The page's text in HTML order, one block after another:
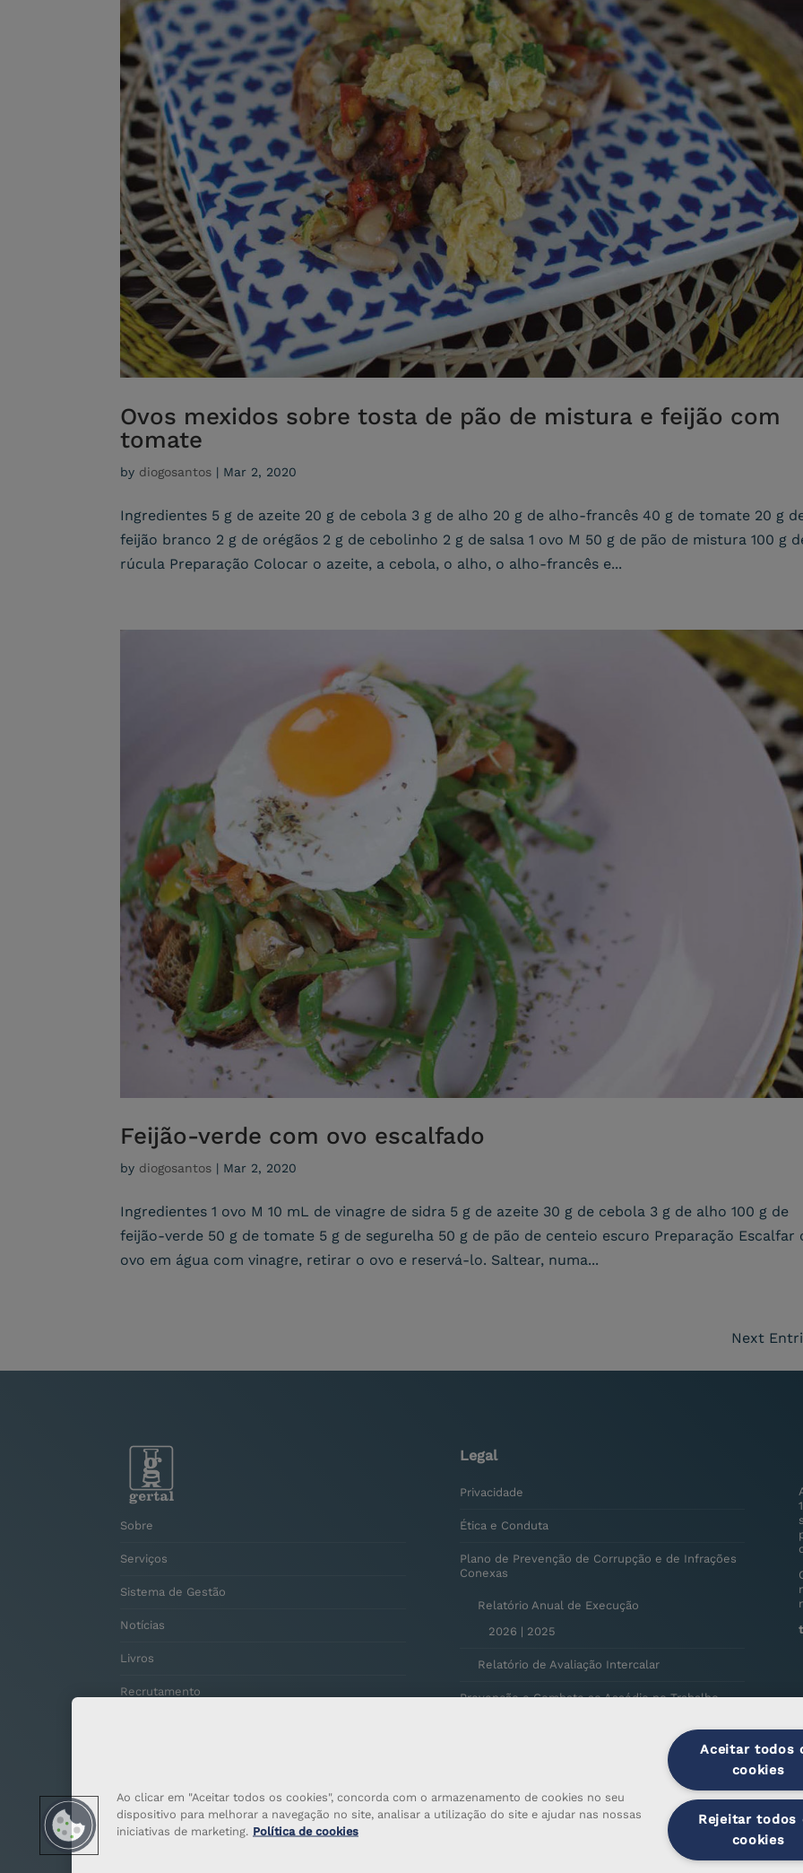
Ovos mexidos sobre tosta de pão de mistura e feijão com
tomate
by diogosantos | Mar 2, 2020
Ingredientes 5 g de azeite 20 g de cebola 3 g de alho 20 g de alho-francês 40 g de tomate 20 g
feijão branco 2 g de orégãos 2 g de cebolinho 2 g de salsa 1 ovo M 50 g de pão de mistura 100 g
rúcula Preparação Colocar o azeite, a cebola, o alho, o alho-francês e...
Feijão-verde com ovo escalfado
by diogosantos | Mar 2, 2020
Ingredientes 1 ovo M 10 mL de vinagre de sidra 5 g de azeite 30 g de cebola 3 g de alho 100 g de
feijão-verde 50 g de tomate 5 g de segurelha 50 g de pão de centeio escuro Preparação Escalfar
ovo em água com vinagre, retirar o ovo e reservá-lo. Saltear, numa...
Next
Sobre
Serviços
Sistema de Gestão
Notícias
Livros
Recrutamento
Legal
Privacidade
Ética e Conduta
Plano de Prevenção de Corrupção e de Infrações
Conexas
Relatório Anual de Execução
2026 | 2025
Relatório de Avaliação Intercalar
Prevenção e Combate ao Assédio no Trabalho
Utilização de Computador, Software e Internet
Política de Inteligência Artificial
Ao clicar em "Aceitar todos os cookies", concorda com o armazenamento de cookies no seu
dispositivo para melhorar a navegação no site, analisar a utilização do site e ajudar nas nossas
iniciativas de marketing. Política de cookies
Aceitar todos
cookies
Rejeitar todos
cookies